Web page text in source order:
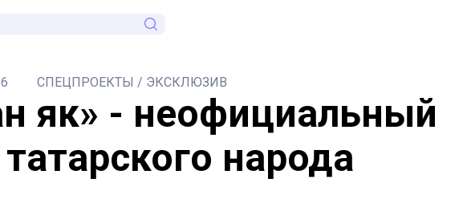
СПЕЦПРОЕКТЫ / ЭКСКЛЮЗИВ
як» - неофициальный
народа